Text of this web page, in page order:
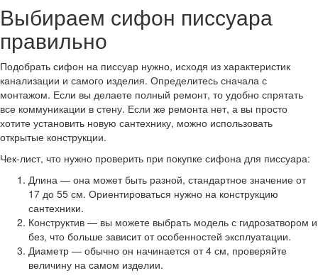
Выбираем сифон писсуара
правильно
Подобрать сифон на писсуар нужно, исходя из характеристик
канализации и самого изделия. Определитесь сначала с
монтажом. Если вы делаете полный ремонт, то удобно спрятать
все коммуникации в стену. Если же ремонта нет, а вы просто
хотите установить новую сантехнику, можно использовать
открытые конструкции.
Чек-лист, что нужно проверить при покупке сифона для писсуара:
Длина — она может быть разной, стандартное значение от
17 до 55 см. Ориентироваться нужно на конструкцию
сантехники.
Конструктив — вы можете выбрать модель с гидрозатвором и
без, что больше зависит от особенностей эксплуатации.
Диаметр — обычно он начинается от 4 см, проверяйте
величину на самом изделии.